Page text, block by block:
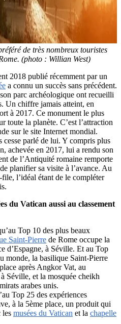
de très nombreux touristes
(photo : Willian West)
2018 publié récemment par un
a connu un succès sans précédent.
parc archéologique ont recueilli
Un chiffre jamais atteint, en
à 2017. Ce monument le plus
toute la planète. C’est l’attraction
sur le site Internet mondial.
parlé de lui. Y compris plus
achevée en 2017, lui a rendu son
de l’Antiquité romaine remporte
planifier sa visite à l’avance. Au
l’idéal étant de le compléter
du Vatican aussi au classement
Top 10 des plus beaux
Saint-Pierre de Rome occupe la
d’Espagne, à Séville. Et au Top
monde, la basilique Saint-Pierre
après Angkor Vat, au
Séville, et la mosquée cheikh
arabes unis.
Top 25 des expériences
à la 5ème place, un produit qui
les musées du Vatican et la chapelle